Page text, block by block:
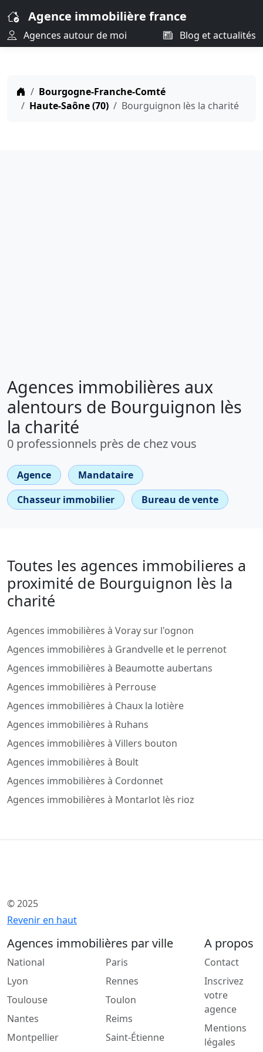
Agence immobilière france
Agences autour de moi Blog et actualités
Bourgogne-Franche-Comté
Haute-Saône (70)
Bourguignon lès la charité
Agences immobilières aux
alentours de Bourguignon lès
la charité
0 professionnels près de chez vous
Agence
Mandataire
Chasseur immobilier
Bureau de vente
Toutes les agences immobilieres a
proximité de Bourguignon lès la
charité
Agences immobilières à Voray sur l'ognon
Agences immobilières à Grandvelle et le perrenot
Agences immobilières à Beaumotte aubertans
Agences immobilières à Perrouse
Agences immobilières à Chaux la lotière
Agences immobilières à Ruhans
Agences immobilières à Villers bouton
Agences immobilières à Boult
Agences immobilières à Cordonnet
Agences immobilières à Montarlot lès rioz
© 2025
Revenir en haut
Agences immobilières par ville
National
Lyon
Toulouse
Nantes
Montpellier
Paris
Rennes
Toulon
Reims
Saint-Étienne
A propos
Contact
Inscrivez
votre
agence
Mentions
légales